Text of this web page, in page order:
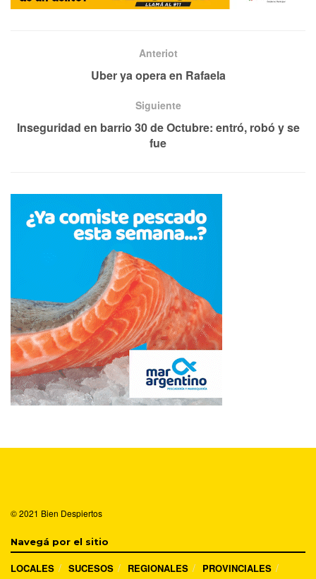
Anteriot
Uber ya opera en Rafaela
Siguiente
Inseguridad en barrio 30 de Octubre: entró, robó y se
fue
© 2021 Bien Despiertos
Navegá por el sitio
LOCALES SUCESOS REGIONALES PROVINCIALES